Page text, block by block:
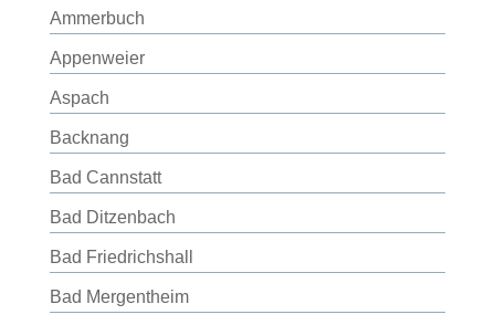
Ammerbuch
Appenweier
Aspach
Backnang
Bad Cannstatt
Bad Ditzenbach
Bad Friedrichshall
Bad Mergentheim